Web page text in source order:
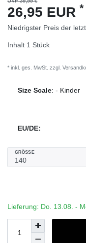
26,95 EUR *
Niedrigster Preis der
Inhalt 1 Stück
* inkl. ges. MwSt. zzgl.
Size Scale: - Kinder
EU/DE:
GRÖSSE
Lieferung: Do. 13.08. -